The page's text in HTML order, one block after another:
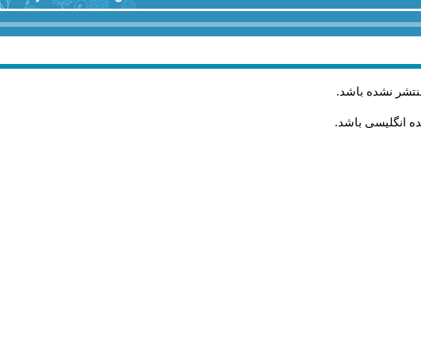
نشده باشد.
انگلیسی باشد.